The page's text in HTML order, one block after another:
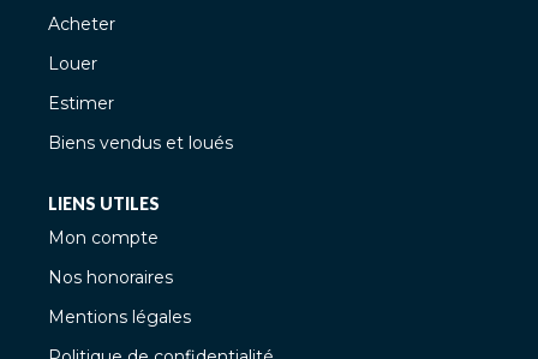
Acheter
Louer
Estimer
Biens vendus et loués
LIENS UTILES
Mon compte
Nos honoraires
Mentions légales